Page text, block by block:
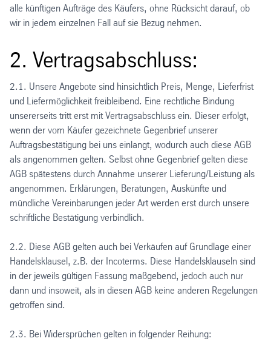
alle künftigen Aufträge des Käufers, ohne Rücksicht darauf, ob
wir in jedem einzelnen Fall auf sie Bezug nehmen.
2. Vertragsabschluss:
2.1. Unsere Angebote sind hinsichtlich Preis, Menge, Lieferfrist
und Liefermöglichkeit freibleibend. Eine rechtliche Bindung
unsererseits tritt erst mit Vertragsabschluss ein. Dieser erfolgt,
wenn der vom Käufer gezeichnete Gegenbrief unserer
Auftragsbestätigung bei uns einlangt, wodurch auch diese AGB
als angenommen gelten. Selbst ohne Gegenbrief gelten diese
AGB spätestens durch Annahme unserer Lieferung/Leistung als
angenommen. Erklärungen, Beratungen, Auskünfte und
mündliche Vereinbarungen jeder Art werden erst durch unsere
schriftliche Bestätigung verbindlich.
2.2. Diese AGB gelten auch bei Verkäufen auf Grundlage einer
Handelsklausel, z.B. der Incoterms. Diese Handelsklauseln sind
in der jeweils gültigen Fassung maßgebend, jedoch auch nur
dann und insoweit, als in diesen AGB keine anderen Regelungen
getroffen sind.
2.3. Bei Widersprüchen gelten in folgender Reihung: